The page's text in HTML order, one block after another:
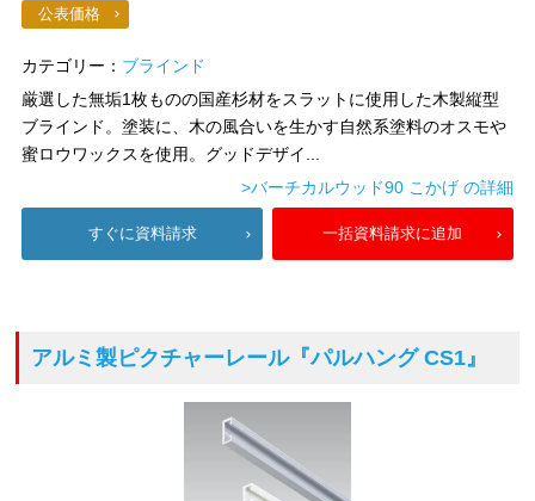
公表価格
カテゴリー： ブラインド
厳選した無垢1枚ものの国産杉材をスラットに使用した木製縦型
ブラインド。塗装に、木の風合いを生かす自然系塗料のオスモや
蜜ロウワックスを使用。グッドデザイ...
>バーチカルウッド90 こかげ の詳細
すぐに資料請求 一括資料請求に追加
アルミ製ピクチャーレール『パルハング CS1』